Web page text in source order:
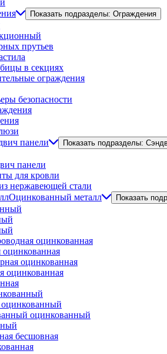
Показать подразделы: Ограждения
прутьев
в секциях
ограждения
безопасности
панели
Показать подразделы:
панели
для кровли
нержавеющей стали
Оцинкованный металл
Показать
оцинкованная
оцинкованная
оцинкованная
оцинкованная
оцинкованный
бесшовная